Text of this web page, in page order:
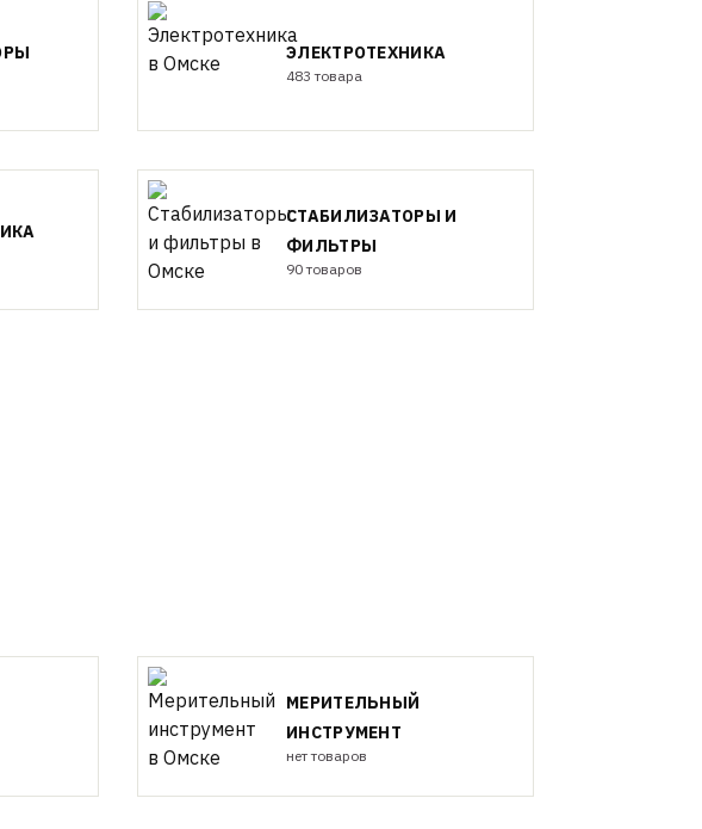
ЭЛЕКТРОТЕХНИКА
483 товара
СТАБИЛИЗАТОРЫ И
ФИЛЬТРЫ
90 товаров
МЕРИТЕЛЬНЫЙ
ИНСТРУМЕНТ
нет товаров